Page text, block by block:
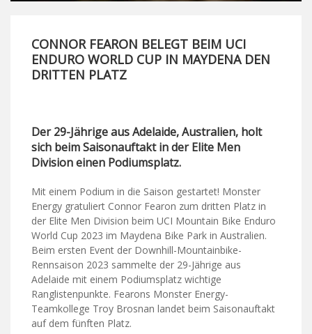
CONNOR FEARON BELEGT BEIM UCI
ENDURO WORLD CUP IN MAYDENA DEN
DRITTEN PLATZ
Der 29-Jährige aus Adelaide, Australien, holt
sich beim Saisonauftakt in der Elite Men
Division einen Podiumsplatz.
Mit einem Podium in die Saison gestartet! Monster
Energy gratuliert Connor Fearon zum dritten Platz in
der Elite Men Division beim UCI Mountain Bike Enduro
World Cup 2023 im Maydena Bike Park in Australien.
Beim ersten Event der Downhill-Mountainbike-
Rennsaison 2023 sammelte der 29-Jährige aus
Adelaide mit einem Podiumsplatz wichtige
Ranglistenpunkte. Fearons Monster Energy-
Teamkollege Troy Brosnan landet beim Saisonauftakt
auf dem fünften Platz.